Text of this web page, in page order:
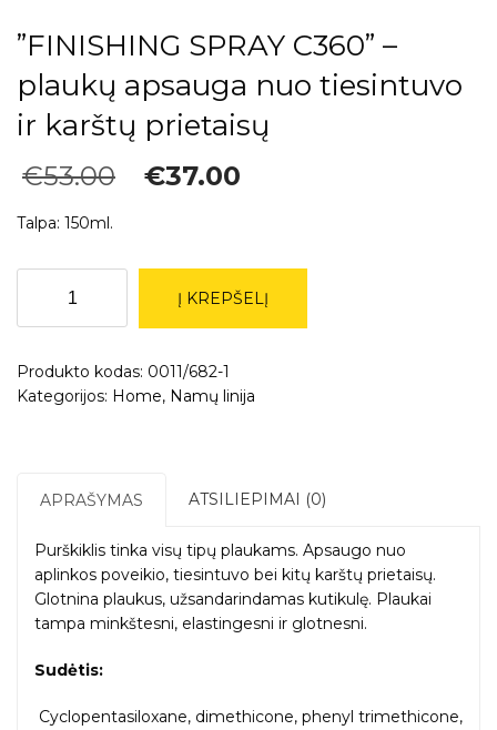
”FINISHING SPRAY C360” –
plaukų apsauga nuo tiesintuvo
ir karštų prietaisų
€53.00 Original
€37.00
Talpa: 150ml.
''FINISHING
C360''
-
tiesintuvo
karštų
prietaisų
Į KREPŠELĮ
Produkto kodas: 0011/682-1
Kategorijos: Home, Namų linija
APRAŠYMAS ATSILIEPIMAI (0)
Purškiklis tinka visų tipų plaukams. Apsaugo nuo
aplinkos poveikio, tiesintuvo bei kitų karštų prietaisų.
Glotnina plaukus, užsandarindamas kutikulę. Plaukai
tampa minkštesni, elastingesni ir glotnesni.
Sudėtis:
Cyclopentasiloxane, dimethicone, phenyl trimethicone,